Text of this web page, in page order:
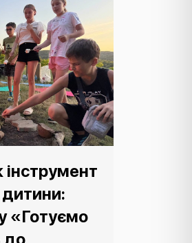
інструмент
«Готуємо